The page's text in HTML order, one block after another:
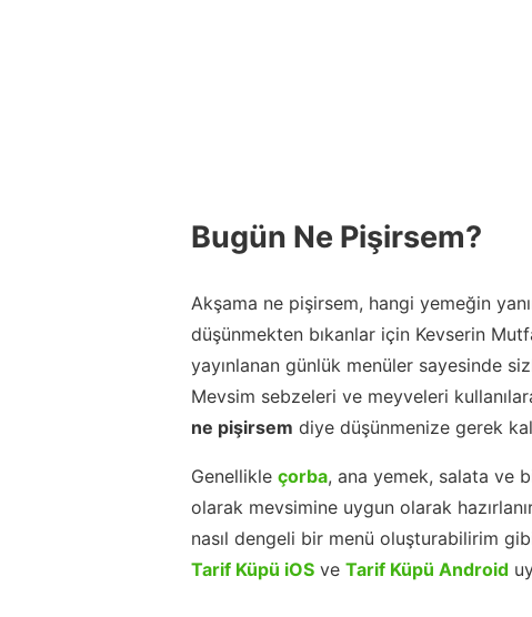
Bugün Ne Pişirsem?
Akşama ne pişirsem, hangi yemeğin
düşünmekten bıkanlar için Kevserin
yayınlanan günlük menüler sayesinde
Mevsim sebzeleri ve meyveleri
ne pişirsem diye düşünmenize gerek
Genellikle çorba, ana yemek, salata ve
olarak mevsimine uygun olarak
nasıl dengeli bir menü oluşturabilirim
Tarif Küpü iOS ve Tarif Küpü Android